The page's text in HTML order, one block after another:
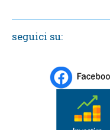
seguici su: